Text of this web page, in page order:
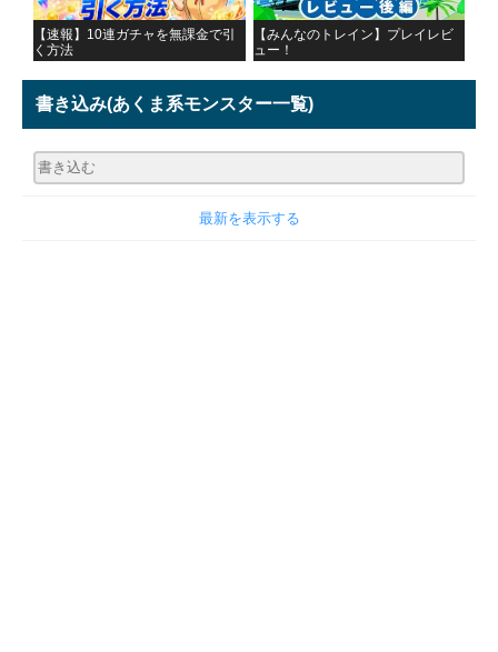
【速報】10連ガチャを無課金で引
く方法
【みんなのトレイン】プレイレビ
ュー！
書き込み(あくま系モンスター一覧)
最新を表示する